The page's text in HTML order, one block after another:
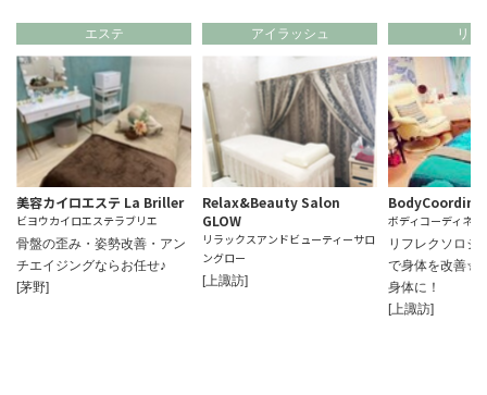
エステ
美容カイロエステ La Briller
ビヨウカイロエステラブリエ
骨盤の歪み・姿勢改善・アン
チエイジングならお任せ♪
[茅野]
アイラッシュ
Relax&Beauty Salon
GLOW
リラックスアンドビューティーサロ
ングロー
[上諏訪]
リラ
ボディコーディネ
リフレクソロジ
で身体を改善☆
身体に！
[上諏訪]